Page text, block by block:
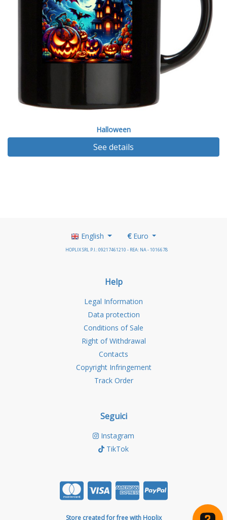
Halloween
See details
English €Euro
HOPLIX SRL P.I.: 09217461210 - REA: NA - 1016678
Help
Legal Information
Data protection
Conditions of Sale
Right of Withdrawal
Contacts
Copyright Infringement
Track Order
Seguici
Instagram
TikTok
Store created for free with Hoplix